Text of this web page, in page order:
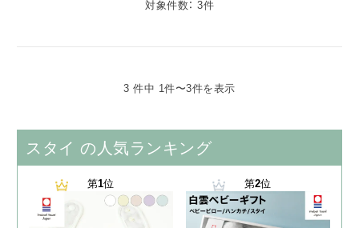
対象件数： 3件
3 件中 1件〜3件を表示
スタイ の人気ランキング
第1位 第2位